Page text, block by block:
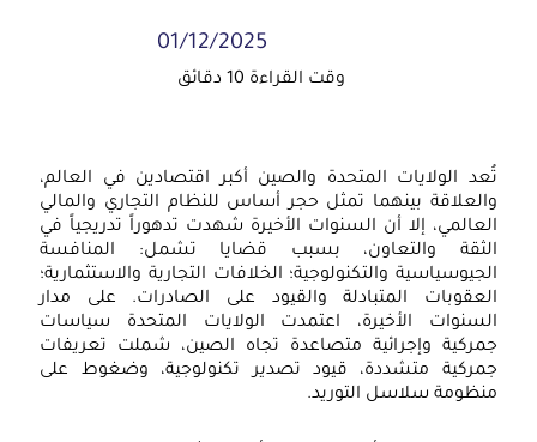
01/12/2025
تُعد الولايات المتحدة والصين أكبر اقتصادين في العالم،
والعلاقة بينهما تمثل حجر أساس للنظام التجاري والمالي
العالمي، إلا أن السنوات الأخيرة شهدت تدهوراً تدريجياً في
الثقة والتعاون، بسبب قضايا تشمل: المنافسة
الجيوسياسية والتكنولوجية؛ الخلافات التجارية والاستثمارية؛
العقوبات المتبادلة والقيود على الصادرات. على مدار
السنوات الأخيرة، اعتمدت الولايات المتحدة سياسات
جمركية وإجرائية متصاعدة تجاه الصين، شملت تعريفات
جمركية متشددة، قيود تصدير تكنولوجية، وضغوط على
منظومة سلاسل التوريد.